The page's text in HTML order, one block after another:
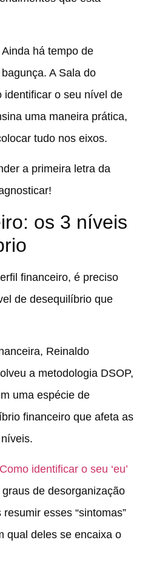
há tempo de
A Sala do
identificar o seu nível de
uma maneira prática,
tudo nos eixos.
a primeira letra da
os 3 níveis
financeiro, é preciso
de desequilíbrio que
Reinaldo
a metodologia DSOP,
uma espécie de
financeiro que afeta as
Como identificar o seu ‘eu’
graus de desorganização
resumir esses “sintomas”
qual deles se encaixa o